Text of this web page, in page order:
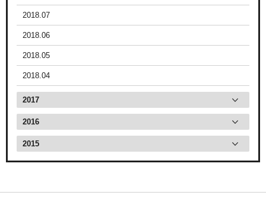
2018.07
2018.06
2018.05
2018.04
2017
2016
2015